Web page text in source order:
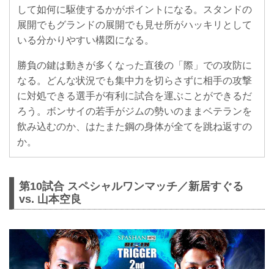
して如何に駆使するかがポイントになる。スタンドの
展開でもグランドの展開でも見せ所がハッキリとして
いる分かりやすい構図になる。
勝負の鍵は動きが多くなった直後の「際」での攻防に
なる。どんな状況でも集中力を切らさずに相手の攻撃
に対処できる選手が有利に試合を運ぶことができるだ
ろう。ボンサイの若手がジムの勢いのままベテランを
飲み込むのか、はたまた鋼の身体が全てを跳ね返すの
か。
第10試合 スペシャルワンマッチ／新居すぐる
vs. 山本空良